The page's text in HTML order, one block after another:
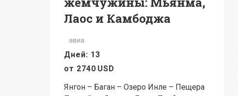
Лаос и Камбоджа
авиа
Дней: 13
от 2740 USD
Янгон – Баган – Озеро Инле – Пещера